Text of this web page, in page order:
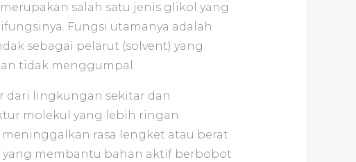
salah satu jenis glikol yang
Fungsi utamanya adalah
sebagai pelarut (solvent) yang
tidak menggumpal.
dari lingkungan sekitar dan
molekul yang lebih ringan
rasa lengket atau berat
membantu bahan aktif berbobot